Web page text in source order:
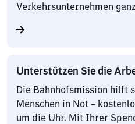
Verkehrsunternehmen
Unterstützen Sie die
Die Bahnhofsmission hilft
Menschen in Not –
um die Uhr. Mit Ihrer